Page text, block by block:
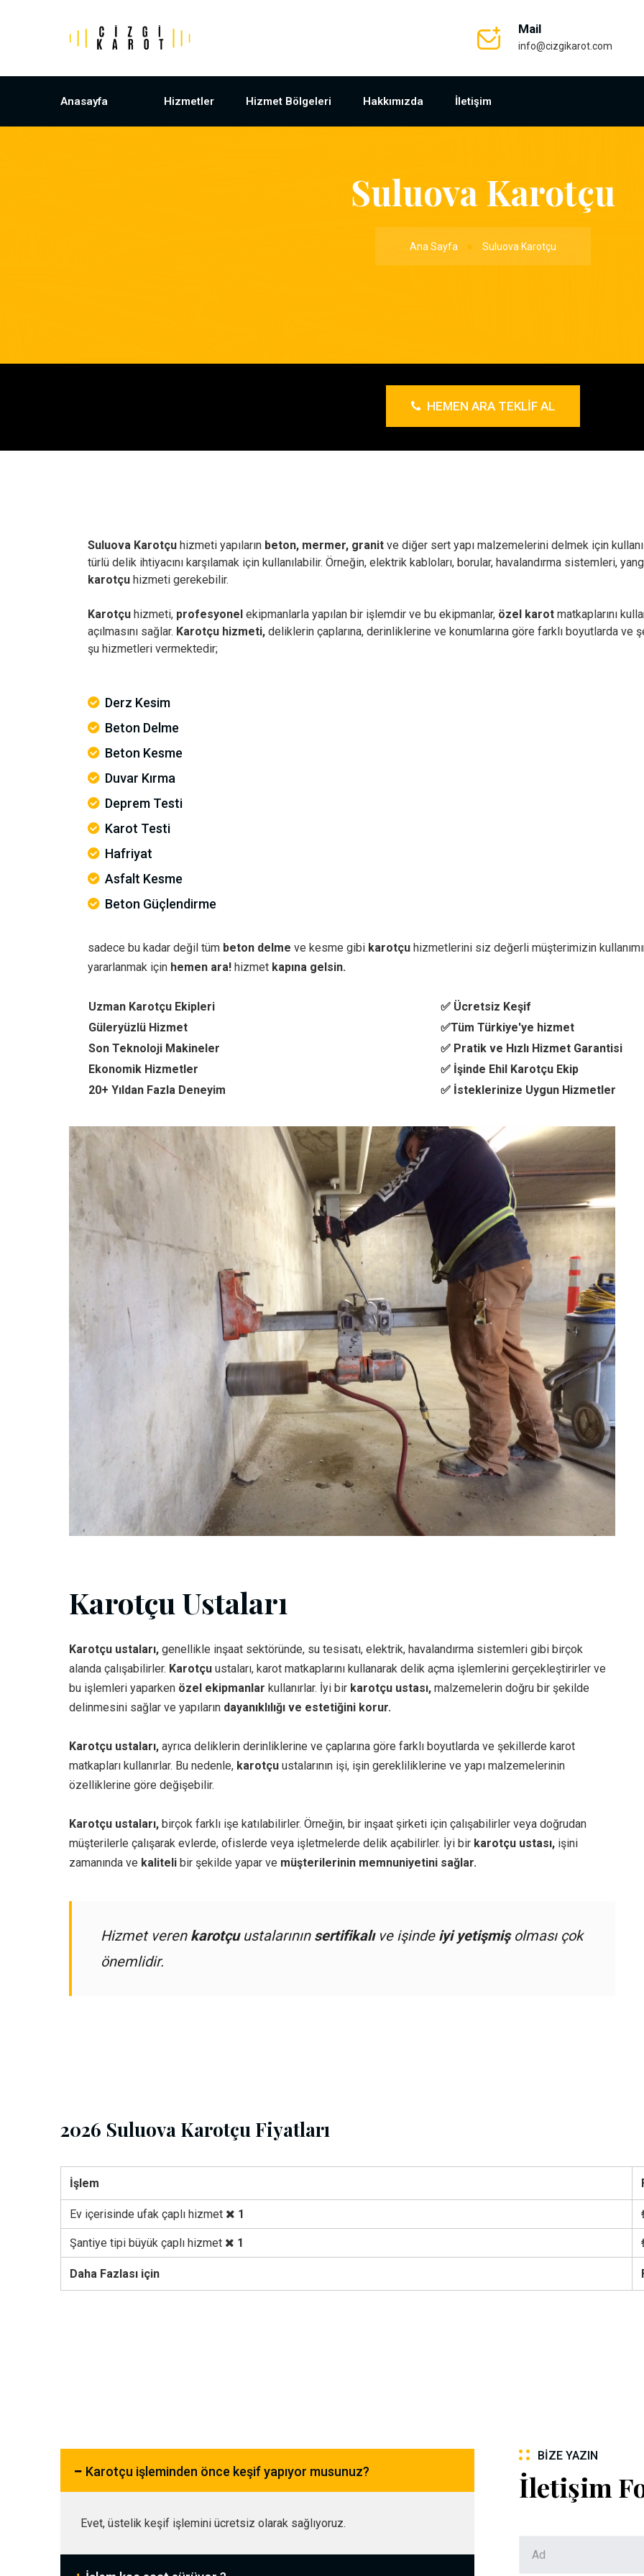
Mail
info@cizgikarot.com
Anasayfa Hizmetler Hizmet Bölgeleri Hakkımızda İletişim
Suluova Karotçu
Ana Sayfa Suluova Karotçu
HEMEN ARA TEKLIF AL
Suluova Karotçu hizmeti yapıların beton, mermer, granit ve diğer sert yapı malzemelerini delmek için
türlü delik ihtiyacını karşılamak için kullanılabilir. Örneğin, elektrik kabloları, borular, havalandırma sistemleri,
karotçu hizmeti gerekebilir.
Karotçu hizmeti, profesyonel ekipmanlarla yapılan bir işlemdir ve bu ekipmanlar, özel karot matkaplarını
açılmasını sağlar. Karotçu hizmeti, deliklerin çaplarına, derinliklerine ve konumlarına göre farklı boyutlarda ve
şu hizmetleri vermektedir;
Derz Kesim
Beton Delme
Beton Kesme
Duvar Kırma
Deprem Testi
Karot Testi
Hafriyat
Asfalt Kesme
Beton Güçlendirme
sadece bu kadar değil tüm beton delme ve kesme gibi karotçu hizmetlerini siz değerli müşterimizin
yararlanmak için hemen ara! hizmet kapına gelsin.
Uzman Karotçu Ekipleri
✅ Ücretsiz Keşif
Güleryüzlü Hizmet
✅Tüm Türkiye'ye hizmet
Son Teknoloji Makineler
✅ Pratik ve Hızlı Hizmet Garantisi
Ekonomik Hizmetler
✅ İşinde Ehil Karotçu Ekip
20+ Yıldan Fazla Deneyim
✅ İsteklerinize Uygun Hizmetler
Karotçu Ustaları
Karotçu ustaları, genellikle inşaat sektöründe, su tesisatı, elektrik, havalandırma sistemleri gibi birçok
alanda çalışabilirler. Karotçu ustaları, karot matkaplarını kullanarak delik açma işlemlerini gerçekleştirirler ve
bu işlemleri yaparken özel ekipmanlar kullanırlar. İyi bir karotçu ustası, malzemelerin doğru bir şekilde
delinmesini sağlar ve yapıların dayanıklılığı ve estetiğini korur.
Karotçu ustaları, ayrıca deliklerin derinliklerine ve çaplarına göre farklı boyutlarda ve şekillerde karot
matkapları kullanırlar. Bu nedenle, karotçu ustalarının işi, işin gerekliliklerine ve yapı malzemelerinin
özelliklerine göre değişebilir.
Karotçu ustaları, birçok farklı işe katılabilirler. Örneğin, bir inşaat şirketi için çalışabilirler veya doğrudan
müşterilerle çalışarak evlerde, ofislerde veya işletmelerde delik açabilirler. İyi bir karotçu ustası, işini
zamanında ve kaliteli bir şekilde yapar ve müşterilerinin memnuniyetini sağlar.
Hizmet veren karotçuustalarının sertifikalıve işinde iyi yetişmişolması çok
önemlidir.
2026 Suluova Karotçu Fiyatları
İşlem
Ev içerisinde ufak çaplı hizmet 1
Şantiye tipi büyük çaplı hizmet 1
Daha Fazlası için
Karotçu işleminden önce keşif yapıyor musunuz?
Evet, üstelik keşif işlemini ücretsiz olarak sağlıyoruz.
BIZE YAZIN
İletişim